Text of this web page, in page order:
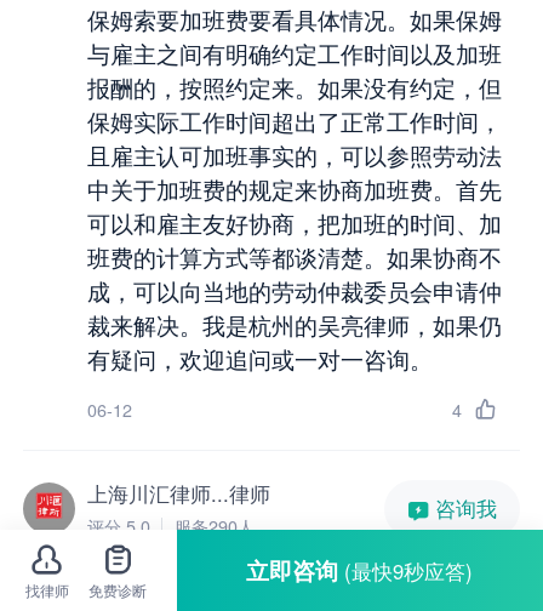
保姆索要加班费要看具体情况。如果保姆
与雇主之间有明确约定工作时间以及加班
报酬的，按照约定来。如果没有约定，但
保姆实际工作时间超出了正常工作时间，
且雇主认可加班事实的，可以参照劳动法
中关于加班费的规定来协商加班费。首先
可以和雇主友好协商，把加班的时间、加
班费的计算方式等都谈清楚。如果协商不
成，可以向当地的劳动仲裁委员会申请仲
裁来解决。我是杭州的吴亮律师，如果仍
有疑问，欢迎追问或一对一咨询。
4
06-12
上海川汇律师...律师
评分 5.0 服务290人
咨询我
你好，上海川汇律师事务所，请问问题解
找律师 免费诊断
立即咨询 (最快9秒应答)